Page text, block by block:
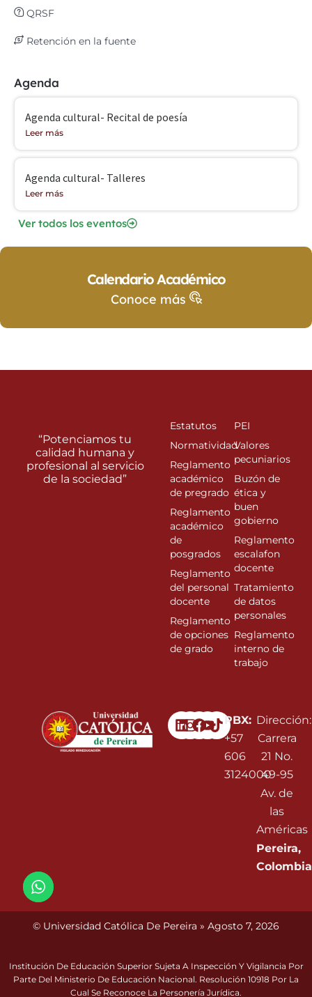
QRSF
Retención en la fuente
Agenda
Agenda cultural- Recital de poesía
Leer más
Agenda cultural- Talleres
Leer más
Ver todos los eventos
Calendario Académico
Conoce más
Linkedin
Instagram
Facebook
Youtube
PBX:
+57
606
3124000
Dirección:
Carrera
21 No.
49-95
Av. de
las
Américas
Pereira,
Colombia
“Potenciamos tu
calidad humana y
profesional al servicio
de la sociedad”
Estatutos
Normatividad
Reglamento
académico
de pregrado
Reglamento
académico
de
posgrados
Reglamento
del personal
docente
Reglamento
de opciones
de grado
PEI
Valores
pecuniarios
Buzón de
ética y
buen
gobierno
Reglamento
escalafon
docente
Tratamiento
de datos
personales
Reglamento
interno de
trabajo
© Universidad Católica De Pereira » Agosto 7, 2026
Institución De Educación Superior Sujeta A Inspección Y Vigilancia Por
Parte Del Ministerio De Educación Nacional. Resolución 10918 Por La
Cual Se Reconoce La Personería Jurídica.